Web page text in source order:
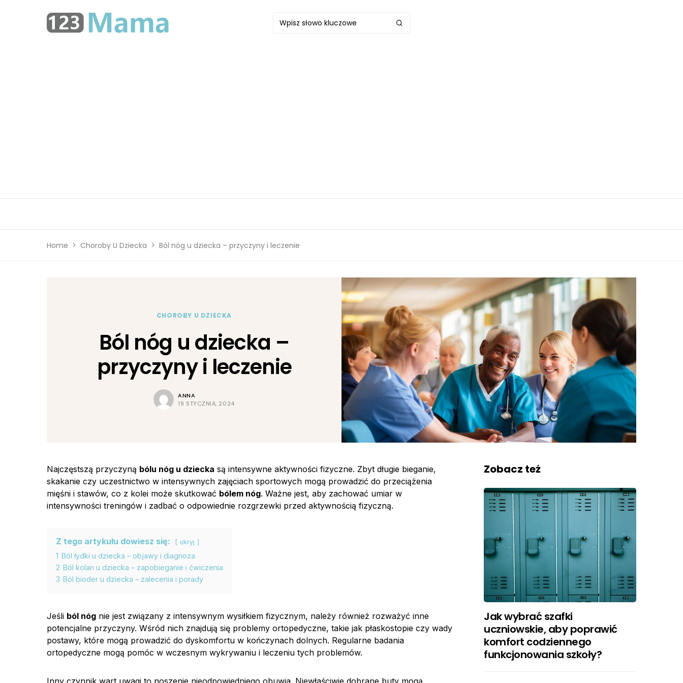
Home Choroby U Dziecka Ból nóg u dziecka – przyczyny i leczenie
CHOROBY U DZIECKA
Ból nóg u dziecka –
przyczyny i leczenie
ANNA
19 STYCZNIA, 2024
Najczęstszą przyczyną bólu nóg u dziecka są intensywne aktywności fizyczne. Zbyt długie bieganie,
skakanie czy uczestnictwo w intensywnych zajęciach sportowych mogą prowadzić do przeciążenia
mięśni i stawów, co z kolei może skutkować bólem nóg. Ważne jest, aby zachować umiar w
intensywności treningów i zadbać o odpowiednie rozgrzewki przed aktywnością fizyczną.
Z tego artykułu dowiesz się: ukryj
1 Ból łydki u dziecka – objawy i diagnoza
2 Ból kolan u dziecka – zapobieganie i ćwiczenia
3 Ból bioder u dziecka – zalecenia i porady
Jeśli ból nóg nie jest związany z intensywnym wysiłkiem fizycznym, należy również rozważyć inne
potencjalne przyczyny. Wśród nich znajdują się problemy ortopedyczne, takie jak płaskostopie czy wady
postawy, które mogą prowadzić do dyskomfortu w kończynach dolnych. Regularne badania
ortopedyczne mogą pomóc w wczesnym wykrywaniu i leczeniu tych problemów.
Inny czynnik wart uwagi to noszenie nieodpowiedniego obuwia. Niewłaściwie dobrane buty mogą
Zobacz też
Jak wybrać szafki
uczniowskie, aby poprawić
komfort codziennego
funkcjonowania szkoły?